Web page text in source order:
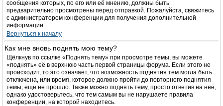
сообщения которых, по его или её мнению, должны быть
предварительно просмотрены перед отправкой. Пожалуйста, свяжитесь
с администратором конференции для получения дополнительной
информации.
Вернуться к началу
Как мне вновь поднять мою тему?
Щёлкнув по ссылке «Поднять тему» при просмотре темы, вы можете
«поднять» её в верхнюю часть первой страницы форума. Если этого не
происходит, то это означает, что возможность поднятия тем могла быть
отключена, или время, которое должно пройти до повторного поднятия
темы, ещё не прошло. Также можно поднять тему, просто ответив на неё,
однако удостоверьтесь, что тем самым вы не нарушаете правила
конференции, на которой находитесь.